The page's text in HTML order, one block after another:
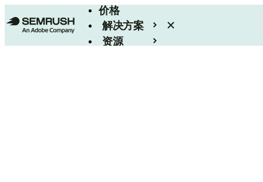
价格
解决方案
资源